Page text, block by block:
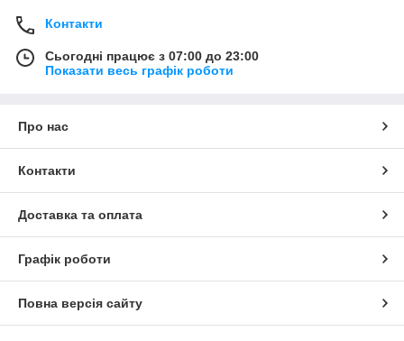
Контакти
Сьогодні працює з 07:00 до 23:00
Показати весь графік роботи
Про нас
Контакти
Доставка та оплата
Графік роботи
Повна версія сайту